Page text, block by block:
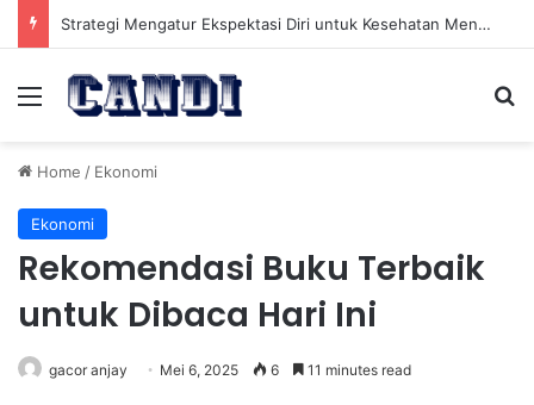
Strategi Mengatur Ekspektasi Diri untuk Kesehatan Mental yang Lebih Seimbang
Menu
Home / Ekonomi
Ekonomi
Rekomendasi Buku Terbaik
untuk Dibaca Hari Ini
gacor anjay Mei 6, 2025 6 11 minutes read